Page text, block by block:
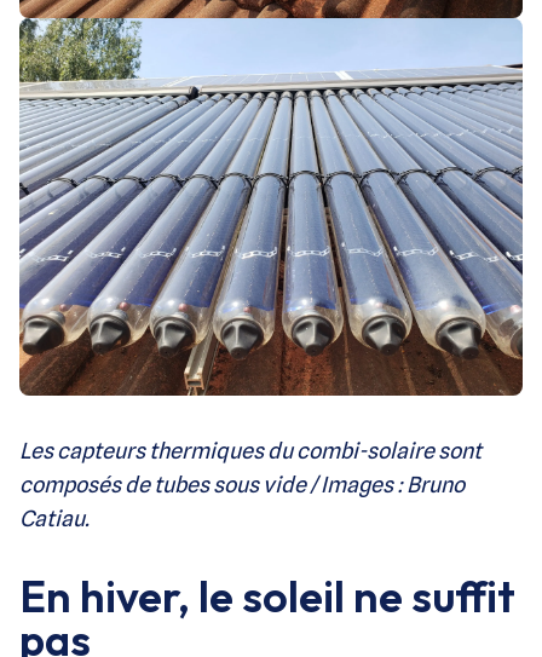
Les capteurs thermiques du combi-solaire sont
composés de tubes sous vide / Images : Bruno
Catiau.
En hiver, le soleil ne suffit
pas